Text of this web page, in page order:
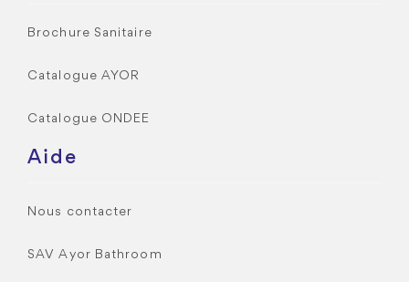
Brochure Sanitaire
Catalogue AYOR
Catalogue ONDEE
Aide
Nous contacter
SAV Ayor Bathroom